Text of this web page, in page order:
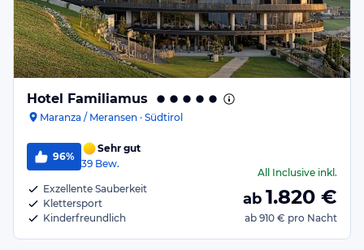
Hotel Familiamus
Maranza / Meransen · Südtirol
96%
Sehr gut
39 Bew.
Exzellente Sauberkeit
Klettersport
Kinderfreundlich
All Inclusive inkl.
ab 1.820 €
ab 910 € pro Nacht